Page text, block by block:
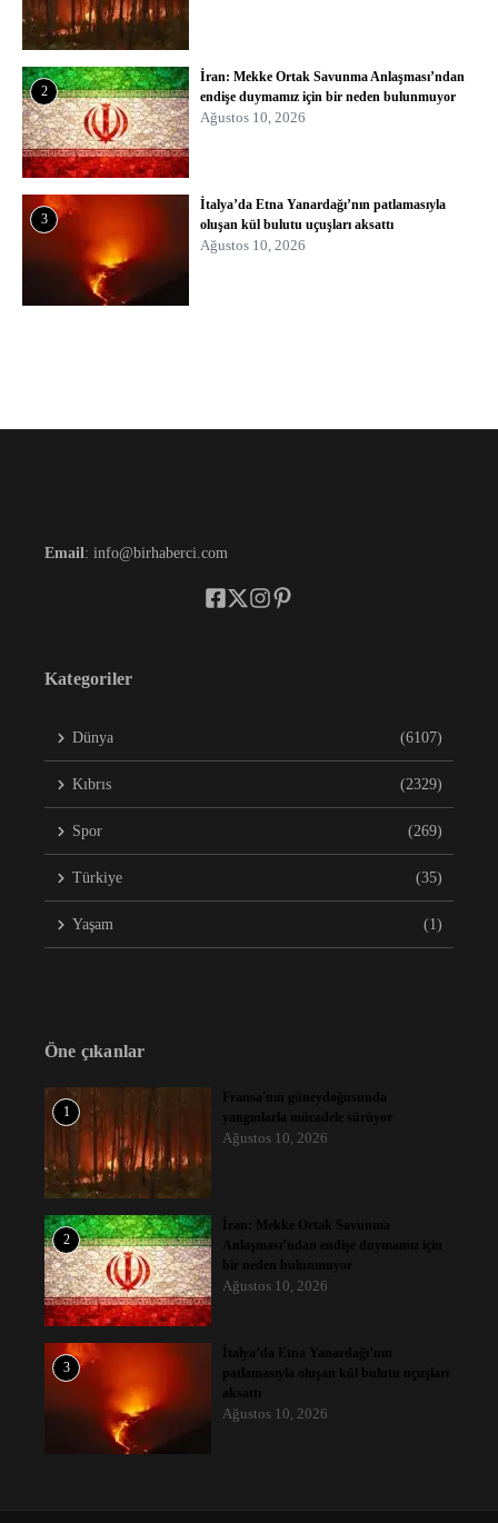
2
İran: Mekke Ortak Savunma Anlaşması’ndan
endişe duymamız için bir neden bulunmuyor
Ağustos 10, 2026
3
İtalya’da Etna Yanardağı’nın patlamasıyla
oluşan kül bulutu uçuşları aksattı
Ağustos 10, 2026
Email: info@birhaberci.com
Kategoriler
Dünya (6107)
Kıbrıs (2329)
Spor (269)
Türkiye (35)
Yaşam (1)
Öne çıkanlar
1
Fransa'nın güneydoğusunda
yangınlarla mücadele sürüyor
Ağustos 10, 2026
2
İran: Mekke Ortak Savunma
Anlaşması’ndan endişe duymamız için
bir neden bulunmuyor
Ağustos 10, 2026
3
İtalya’da Etna Yanardağı’nın
patlamasıyla oluşan kül bulutu uçuşları
aksattı
Ağustos 10, 2026